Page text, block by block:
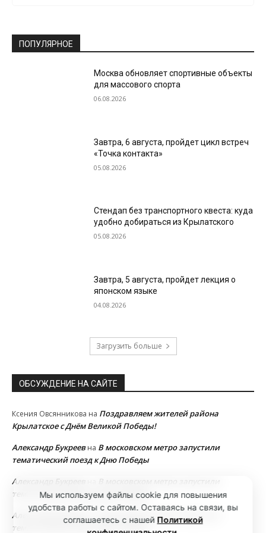
ПОПУЛЯРНОЕ
Москва обновляет спортивные объекты
для массового спорта
06.08.2026
Завтра, 6 августа, пройдет цикл встреч
«Точка контакта»
05.08.2026
Стендап без транспортного квеста: куда
удобно добираться из Крылатского
05.08.2026
Завтра, 5 августа, пройдет лекция о
японском языке
04.08.2026
Загрузить больше
ОБСУЖДЕНИЕ НА САЙТЕ
Ксения Овсянникова на Поздравляем жителей района
Крылатское с Днём Великой Победы!
Александр Букреевна В московском метро запустили
тематический поезд к Дню Победы
Александр Букреев
В московском метро запустили
тематический поезд к Дню Победы
Александр Букреев
В московском метро запустили
тематический поезд к Дню Победы
Мы используем файлы cookie для повышения
удобства работы с сайтом. Оставаясь на связи, вы
соглашаетесь с нашей Политикой